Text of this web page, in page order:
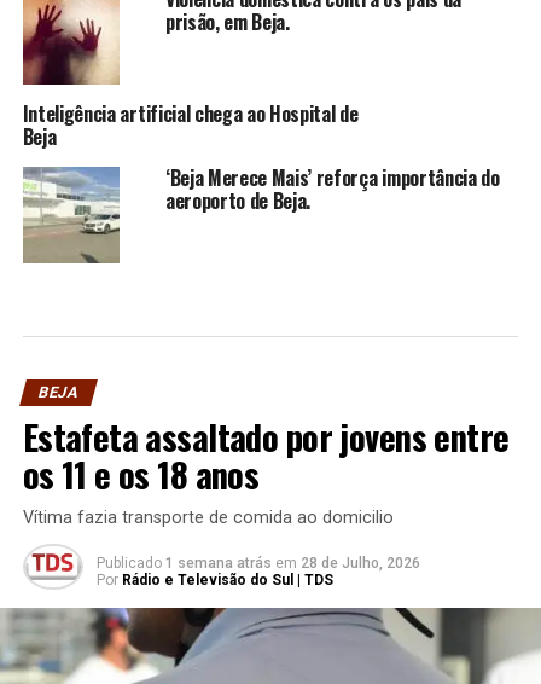
prisão, em Beja.
Inteligência artificial chega ao Hospital de
Beja
‘Beja Merece Mais’ reforça importância do
aeroporto de Beja.
BEJA
Estafeta assaltado por jovens entre
os 11 e os 18 anos
Vítima fazia transporte de comida ao domicilio
Publicado 1 semana atrás em 28 de Julho, 2026
Por Rádio e Televisão do Sul | TDS